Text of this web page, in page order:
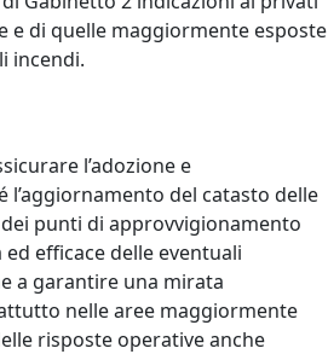
e di quelle maggiormente esposte
incendi.
l’adozione e
l’aggiornamento del catasto delle
punti di approvvigionamento
efficace delle eventuali
a garantire una mirata
nelle aree maggiormente
risposte operative anche